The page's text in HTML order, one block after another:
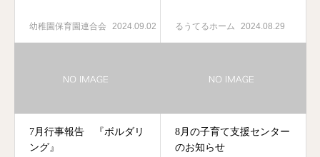
幼稚園保育園連合会 2024.09.02 るうてるホーム 2024.08.29
7月行事報告 『ボルダリ
ング』
8月の子育て支援センター
のお知らせ